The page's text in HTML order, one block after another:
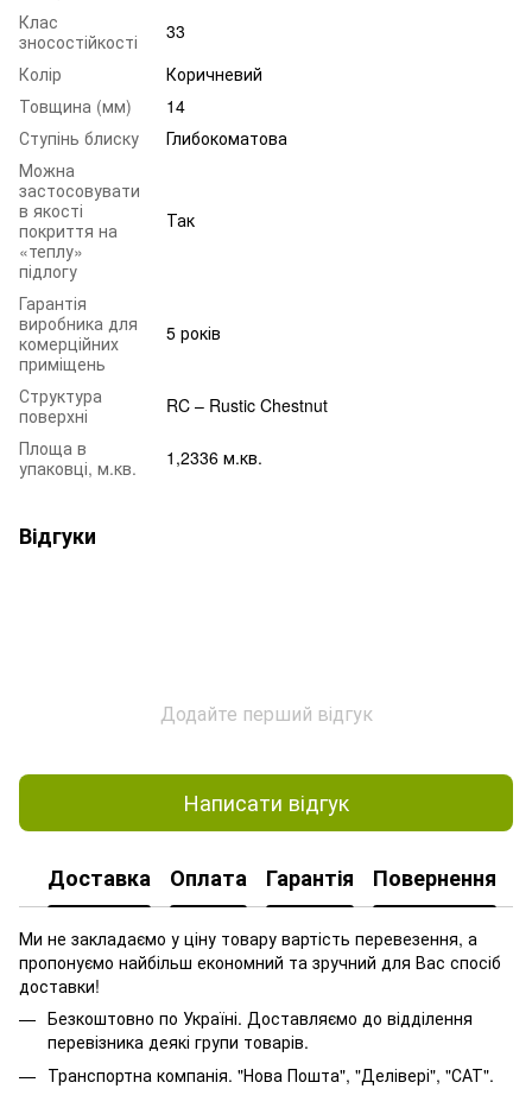
Клас
зносостійкості
33
Колір
Коричневий
Товщина (мм)
14
Ступінь блиску
Глибокоматова
Можна
застосовувати
в якості
покриття на
«теплу»
підлогу
Так
Гарантія
виробника для
комерційних
приміщень
5 років
Структура
поверхні
RC – Rustic Chestnut
Площа в
упаковці, м.кв.
1,2336 м.кв.
Відгуки
Додайте перший відгук
Написати відгук
Доставка Оплата Гарантія Повернення
Ми не закладаємо у ціну товару вартість перевезення, а
пропонуємо найбільш економний та зручний для Вас спосіб
доставки!
Безкоштовно по Україні. Доставляємо до відділення
перевізника деякі групи товарів.
Транспортна компанія. "Нова Пошта", "Делівері", "САТ".